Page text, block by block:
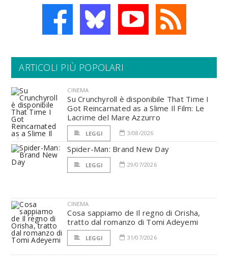
ARTICOLI PIÙ POPOLARI
CINEMA
Su Crunchyroll è disponibile That Time I
Got Reincarnated as a Slime Il Film: Le
Lacrime del Mare Azzurro
LEGGI 3/08/2026
Spider-Man: Brand New Day
LEGGI 29/07/2026
CINEMA
Cosa sappiamo de Il regno di Orisha,
tratto dal romanzo di Tomi Adeyemi
LEGGI 31/07/2026